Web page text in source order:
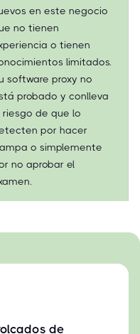
en este negocio
no tienen
o tienen
limitados.
software proxy no
probado y conlleva
riesgo de que lo
por hacer
o simplemente
no aprobar el
de